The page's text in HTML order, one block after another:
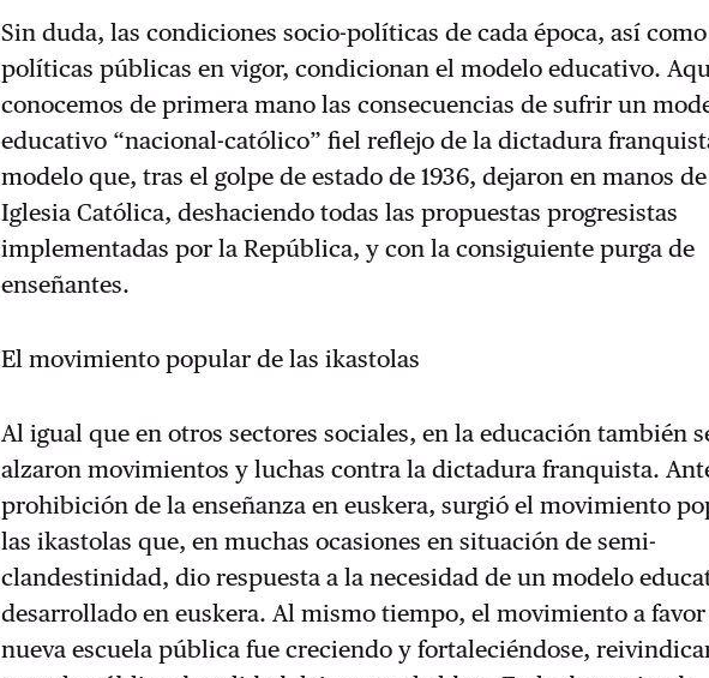
Sin duda, las condiciones socio-políticas de cada época, así
políticas públicas en vigor, condicionan el modelo educativo.
conocemos de primera mano las consecuencias de sufrir un
educativo “nacional-católico” fiel reflejo de la dictadura
modelo que, tras el golpe de estado de 1936, dejaron en manos
Iglesia Católica, deshaciendo todas las propuestas progresistas
implementadas por la República, y con la consiguiente purga de
enseñantes.
El movimiento popular de las ikastolas
Al igual que en otros sectores sociales, en la educación también
alzaron movimientos y luchas contra la dictadura franquista.
prohibición de la enseñanza en euskera, surgió el movimiento
las ikastolas que, en muchas ocasiones en situación de semi-
clandestinidad, dio respuesta a la necesidad de un modelo
desarrollado en euskera. Al mismo tiempo, el movimiento a
nueva escuela pública fue creciendo y fortaleciéndose,